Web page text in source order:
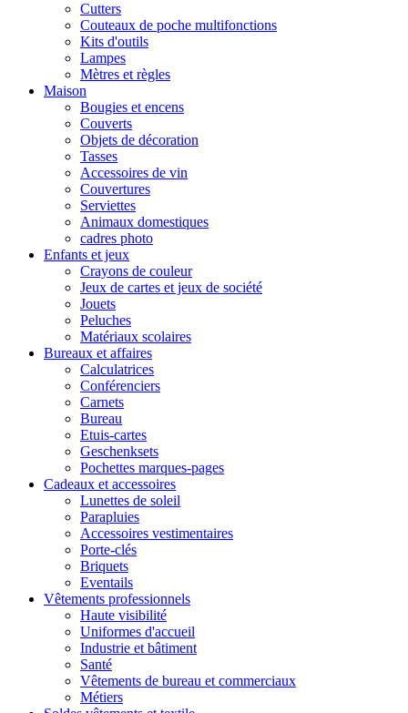
Cutters
Couteaux de poche multifonctions
Kits d'outils
Lampes
Mètres et règles
Maison
Bougies et encens
Couverts
Objets de décoration
Tasses
Accessoires de vin
Couvertures
Serviettes
Animaux domestiques
cadres photo
Enfants et jeux
Crayons de couleur
Jeux de cartes et jeux de société
Jouets
Peluches
Matériaux scolaires
Bureaux et affaires
Calculatrices
Conférenciers
Carnets
Bureau
Etuis-cartes
Geschenksets
Pochettes marques-pages
Cadeaux et accessoires
Lunettes de soleil
Parapluies
Accessoires vestimentaires
Porte-clés
Briquets
Eventails
Vêtements professionnels
Haute visibilité
Uniformes d'accueil
Industrie et bâtiment
Santé
Vêtements de bureau et commerciaux
Métiers